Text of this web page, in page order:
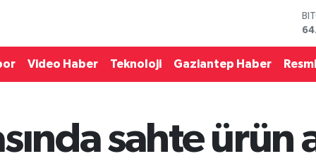
Video Haber Teknoloji Gaziantep Haber
sahte ürün